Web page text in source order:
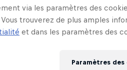
via les paramètres des
trouverez de plus amples
et dans les paramètres des
Paramètres des